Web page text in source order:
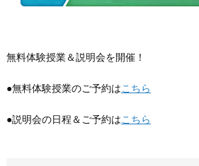
無料体験授業＆説明会を開催！
●無料体験授業のご予約はこちら
●説明会の日程＆ご予約はこちら